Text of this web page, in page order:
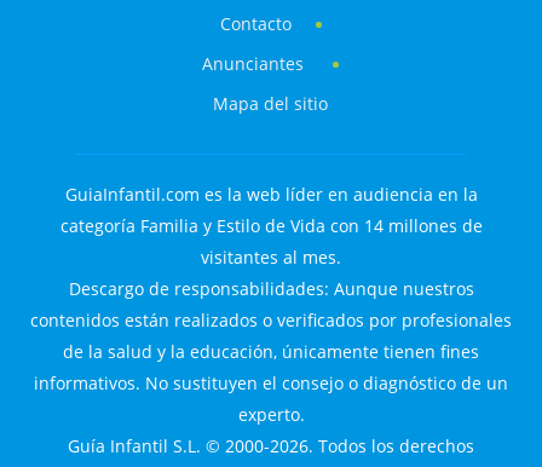
Contacto
Anunciantes
Mapa del sitio
GuiaInfantil.com es la web líder en audiencia en la
categoría Familia y Estilo de Vida con 14 millones de
visitantes al mes.
Descargo de responsabilidades: Aunque nuestros
contenidos están realizados o verificados por profesionales
de la salud y la educación, únicamente tienen fines
informativos. No sustituyen el consejo o diagnóstico de un
experto.
Guía Infantil S.L. © 2000-2026. Todos los derechos